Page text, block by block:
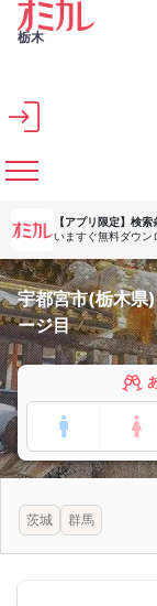
メインコンテンツへス
栃木
【アプリ限定】 検索
いますぐ無料ダウン
宇都宮市(栃木県
ージ目
茨城 群馬